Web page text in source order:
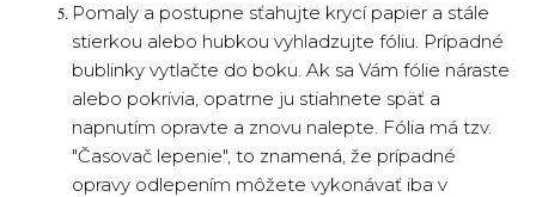
Pomaly a postupne sťahujte krycí papier a stále
stierkou alebo hubkou vyhladzujte fóliu. Prípadné
bublinky vytlačte do boku. Ak sa Vám fólie náraste
alebo pokrivia, opatrne ju stiahnete späť a
napnutím opravte a znovu nalepte. Fólia má tzv.
"Časovač lepenie", to znamená, že prípadné
opravy odlepením môžete vykonávať iba v